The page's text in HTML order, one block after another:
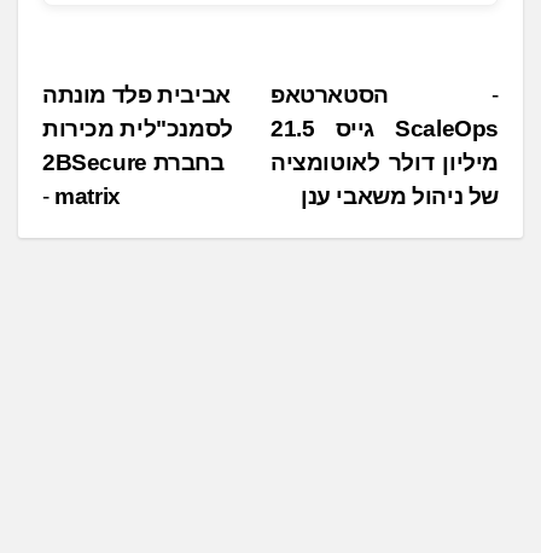
נ
י
ו
אביבית פלד מונתה
לסמנכ"לית מכירות
בחברת 2BSecure
matrix
הסטארטאפ
ScaleOps גייס 21.5
מיליון דולר לאוטומציה
של ניהול משאבי ענן